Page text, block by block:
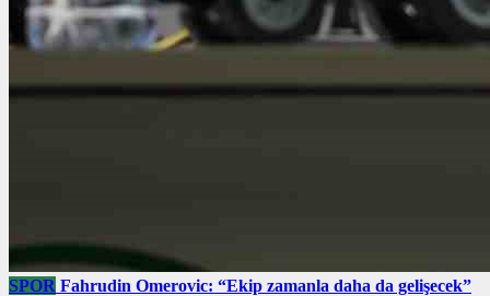
SPOR Fahrudin Omerovic: “Ekip zamanla daha da gelişecek”